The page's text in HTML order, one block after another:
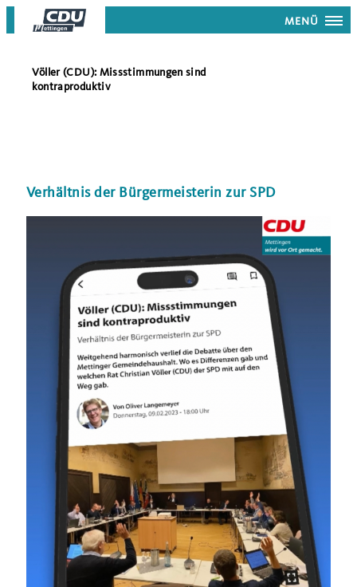
MENÜ
Völler (CDU): Missstimmungen sind
kontraproduktiv
Verhältnis der Bürgermeisterin zur SPD